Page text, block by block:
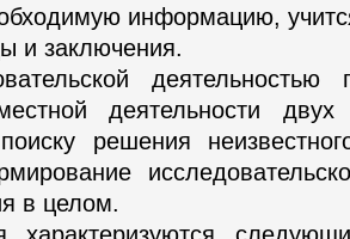
информацию,
и заключения.
деятельностью
деятельности
решения
в целом.